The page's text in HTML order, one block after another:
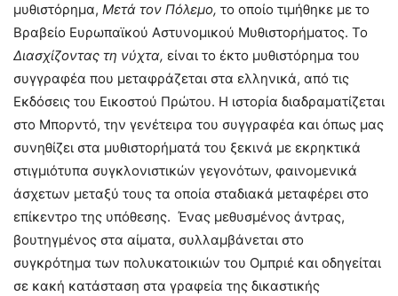
μυθιστόρημα, Μετά τον Πόλεμο, το οποίο τιμήθηκε με το
Βραβείο Ευρωπαϊκού Αστυνομικού Μυθιστορήματος. Το
Διασχίζοντας τη νύχτα, είναι το έκτο μυθιστόρημα του
συγγραφέα που μεταφράζεται στα ελληνικά, από τις
Εκδόσεις του Εικοστού Πρώτου. Η ιστορία διαδραματίζεται
στο Μπορντό, την γενέτειρα του συγγραφέα και όπως μας
συνηθίζει στα μυθιστορήματά του ξεκινά με εκρηκτικά
στιγμιότυπα συγκλονιστικών γεγονότων, φαινομενικά
άσχετων μεταξύ τους τα οποία σταδιακά μεταφέρει στο
επίκεντρο της υπόθεσης. Ένας μεθυσμένος άντρας,
βουτηγμένος στα αίματα, συλλαμβάνεται στο
συγκρότημα των πολυκατοικιών του Ομπριέ και οδηγείται
σε κακή κατάσταση στα γραφεία της δικαστικής